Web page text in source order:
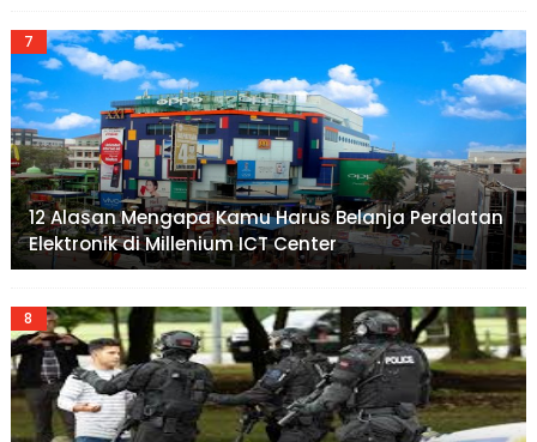
12 Alasan Mengapa Kamu Harus Belanja Peralatan
Elektronik di Millenium ICT Center